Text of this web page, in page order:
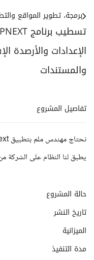
الإعدادات والأرصدة
والمستندات
برمجة، تطوير المواقع
تفاصيل المشروع
نحتاج مهندس ملم بتطبيق ERpNext
يطبق لنا النظام على الشركة
حالة المشروع
تاريخ النشر
الميزانية
مدة التنفيذ